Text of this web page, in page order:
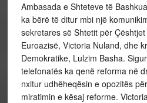
Ambasada e Shteteve të
ka bërë të ditur mbi një
sekretares së Shtetit për
Euroazisë, Victoria Nuland, dhe
Demokratike, Lulzim Basha.
telefonatës ka qenë reforma në
nxitur udhëheqësin e opozitës
miratimin e kësaj reforme.